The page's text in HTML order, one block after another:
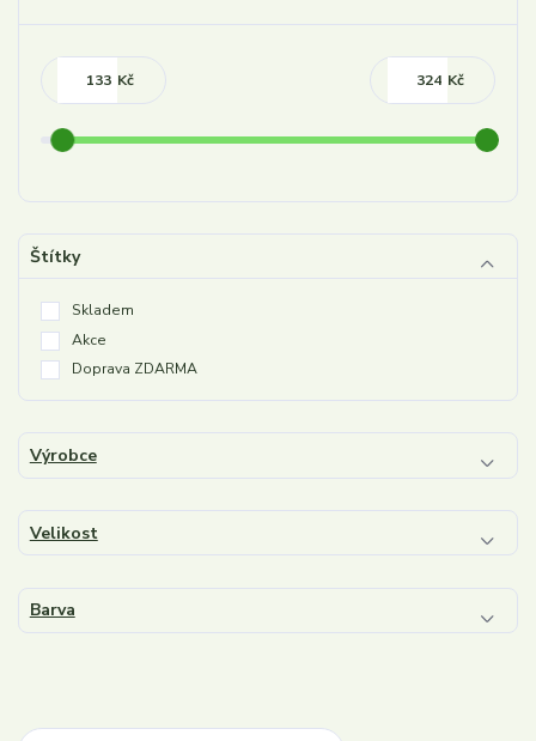
Kč Kč
Štítky
Skladem
Akce
Doprava ZDARMA
Výrobce
Velikost
Barva